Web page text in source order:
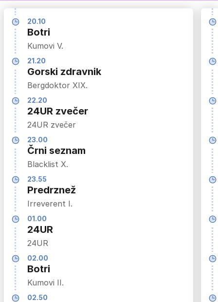
20.10
Botri
Kumovi V.
21.20
Gorski zdravnik
Bergdoktor XIX.
22.20
24UR zvečer
24UR zvečer
23.00
Črni seznam
Blacklist X.
23.55
Predrznež
Irreverent I.
01.00
24UR
24UR
02.00
Botri
Kumovi II.
02.50